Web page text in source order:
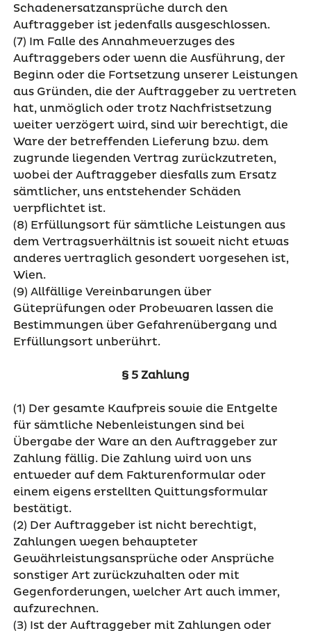
Schadenersatzansprüche durch den
Auftraggeber ist jedenfalls ausgeschlossen.
(7) Im Falle des Annahmeverzuges des
Auftraggebers oder wenn die Ausführung, der
Beginn oder die Fortsetzung unserer Leistungen
aus Gründen, die der Auftraggeber zu vertreten
hat, unmöglich oder trotz Nachfristsetzung
weiter verzögert wird, sind wir berechtigt, die
Ware der betreffenden Lieferung bzw. dem
zugrunde liegenden Vertrag zurückzutreten,
wobei der Auftraggeber diesfalls zum Ersatz
sämtlicher, uns entstehender Schäden
verpflichtet ist.
(8) Erfüllungsort für sämtliche Leistungen aus
dem Vertragsverhältnis ist soweit nicht etwas
anderes vertraglich gesondert vorgesehen ist,
Wien.
(9) Allfällige Vereinbarungen über
Güteprüfungen oder Probewaren lassen die
Bestimmungen über Gefahrenübergang und
Erfüllungsort unberührt.
§ 5 Zahlung
(1) Der gesamte Kaufpreis sowie die Entgelte
für sämtliche Nebenleistungen sind bei
Übergabe der Ware an den Auftraggeber zur
Zahlung fällig. Die Zahlung wird von uns
entweder auf dem Fakturenformular oder
einem eigens erstellten Quittungsformular
bestätigt.
(2) Der Auftraggeber ist nicht berechtigt,
Zahlungen wegen behaupteter
Gewährleistungsansprüche oder Ansprüche
sonstiger Art zurückzuhalten oder mit
Gegenforderungen, welcher Art auch immer,
aufzurechnen.
(3) Ist der Auftraggeber mit Zahlungen oder